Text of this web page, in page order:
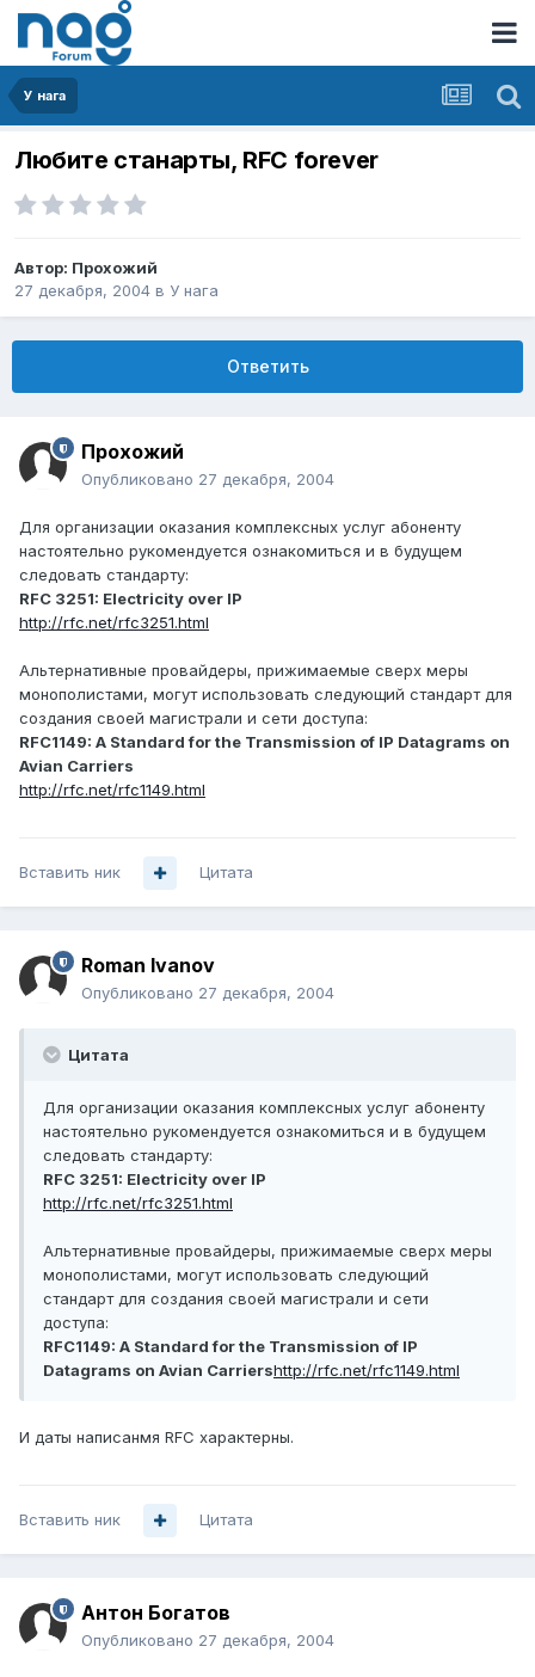
У нага
Любите станарты, RFC forever
Автор: Прохожий
27 декабря, 2004 в У нага
Ответить
Прохожий
Опубликовано 27 декабря, 2004
Для организации оказания комплексных услуг абоненту
настоятельно рукомендуется ознакомиться и в будущем
следовать стандарту:
RFC 3251: Electricity over IP
http://rfc.net/rfc3251.html
Альтернативные провайдеры, прижимаемые сверх меры
монополистами, могут использовать следующий стандарт для
создания своей магистрали и сети доступа:
RFC1149: A Standard for the Transmission of IP Datagrams on
Avian Carriers
http://rfc.net/rfc1149.html
Вставить ник Цитата
Roman Ivanov
Опубликовано 27 декабря, 2004
Цитата
Для организации оказания комплексных услуг абоненту
настоятельно рукомендуется ознакомиться и в будущем
следовать стандарту:
RFC 3251: Electricity over IP
http://rfc.net/rfc3251.html
Альтернативные провайдеры, прижимаемые сверх меры
монополистами, могут использовать следующий
стандарт для создания своей магистрали и сети
доступа:
RFC1149: A Standard for the Transmission of IP
Datagrams on Avian Carriershttp://rfc.net/rfc1149.html
И даты написанмя RFC характерны.
Вставить ник Цитата
Антон Богатов
Опубликовано 27 декабря, 2004